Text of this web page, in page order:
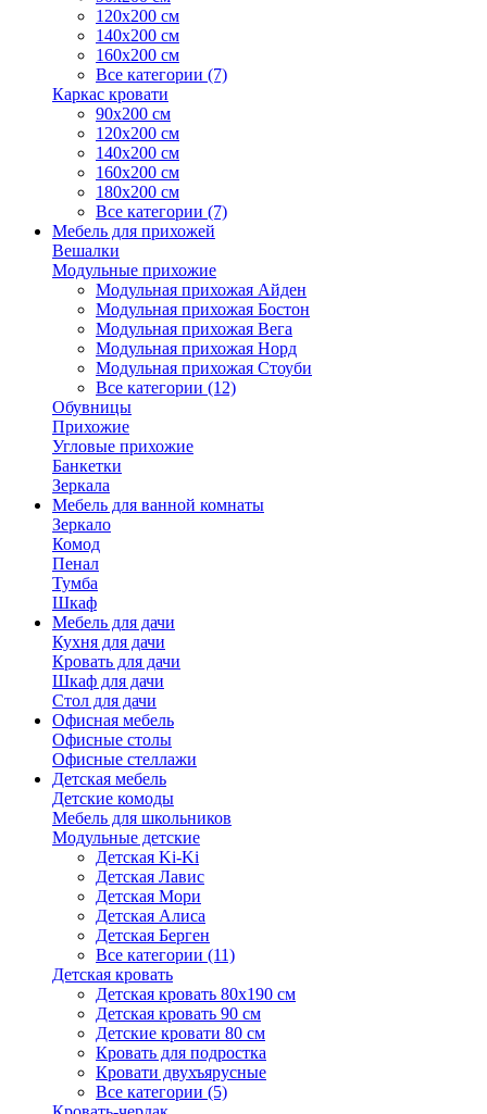
120х200 см
140х200 см
160х200 см
Все категории (7)
Каркас кровати
90х200 см
120х200 см
140х200 см
160х200 см
180х200 см
Все категории (7)
Мебель для прихожей
Вешалки
Модульные прихожие
Модульная прихожая Айден
Модульная прихожая Бостон
Модульная прихожая Вега
Модульная прихожая Норд
Модульная прихожая Стоуби
Все категории (12)
Обувницы
Прихожие
Угловые прихожие
Банкетки
Зеркала
Мебель для ванной комнаты
Зеркало
Комод
Пенал
Тумба
Шкаф
Мебель для дачи
Кухня для дачи
Кровать для дачи
Шкаф для дачи
Стол для дачи
Офисная мебель
Офисные столы
Офисные стеллажи
Детская мебель
Детские комоды
Мебель для школьников
Модульные детские
Детская Ki-Ki
Детская Лавис
Детская Мори
Детская Алиса
Детская Берген
Все категории (11)
Детская кровать
Детская кровать 80х190 см
Детская кровать 90 см
Детские кровати 80 см
Кровать для подростка
Кровати двухъярусные
Все категории (5)